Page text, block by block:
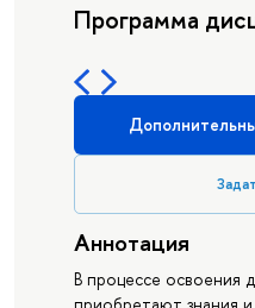
Программа
Аннотация
В процессе освоения
приобретают знания